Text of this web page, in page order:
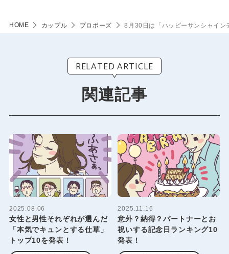
HOME カップル プロポーズ 8月30日は「ハッピーサンシャイ
RELATED ARTICLE
関連記事
2025.08.06
女性と男性それぞれが選んだ
「本気でキュンとする仕草」
トップ10を発表！
2025.11.16
意外？納得？パートナーとお
祝いする記念日ランキング10
発表！